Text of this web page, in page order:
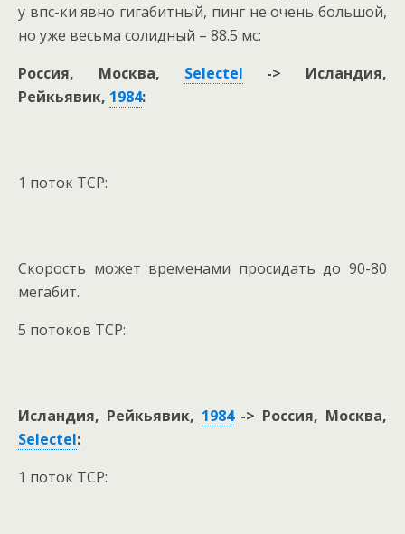
у впс-ки явно гигабитный, пинг не очень большой,
но уже весьма солидный – 88.5 мс:
Россия, Москва, Selectel -> Исландия,
Рейкьявик, 1984:
1 поток TCP:
Скорость может временами просидать до 90-80
мегабит.
5 потоков TCP:
Исландия, Рейкьявик, 1984-> Россия, Москва,
Selectel:
1 поток TCP: